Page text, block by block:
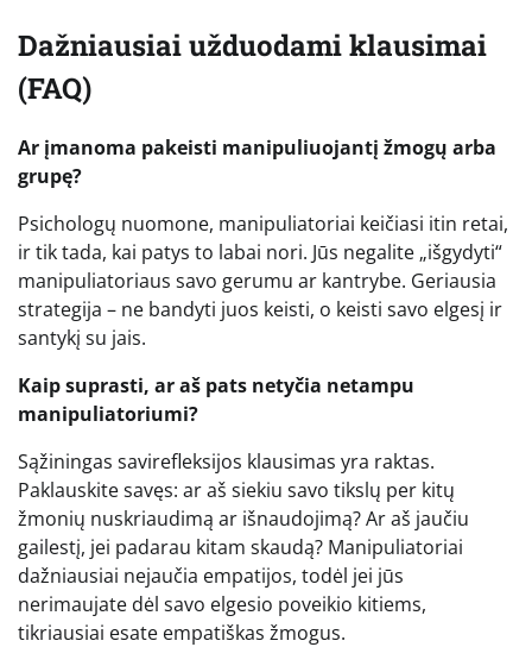
Dažniausiai užduodami klausimai
(FAQ)
Ar įmanoma pakeisti manipuliuojantį žmogų arba
grupę?
Psichologų nuomone, manipuliatoriai keičiasi itin retai,
ir tik tada, kai patys to labai nori. Jūs negalite „išgydyti“
manipuliatoriaus savo gerumu ar kantrybe. Geriausia
strategija – ne bandyti juos keisti, o keisti savo elgesį ir
santykį su jais.
Kaip suprasti, ar aš pats netyčia netampu
manipuliatoriumi?
Sąžiningas savirefleksijos klausimas yra raktas.
Paklauskite savęs: ar aš siekiu savo tikslų per kitų
žmonių nuskriaudimą ar išnaudojimą? Ar aš jaučiu
gailestį, jei padarau kitam skaudą? Manipuliatoriai
dažniausiai nejaučia empatijos, todėl jei jūs
nerimaujate dėl savo elgesio poveikio kitiems,
tikriausiai esate empatiškas žmogus.